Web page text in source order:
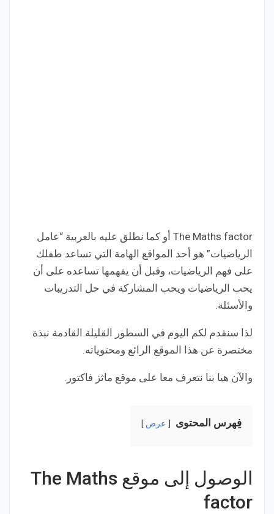
The Maths factor أو كما نطلق عليه بالعربية “عامل
الرياضيات” هو أحد المواقع الهامة التي تساعد طفلك
على فهم الرياضيات، وقبل أن يفهمها تساعده على أن
يحب الرياضيات ويحب المشاركة في حل التدريبات
والأسئلة.
لذا سنقدم لكم اليوم في السطور القليلة القادمة نبذة
مختصرة عن هذا الموقع الرائع ومحتوياته.
والآن هيا بنا نتعرف معا على موقع ماثز فاكتور.
فِهرس المحتوى عرض
الوصول إلى موقع The Maths
factor